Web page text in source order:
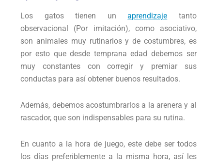
Los gatos tienen unaprendizaje tanto
observacional (Por imitación), como asociativo,
son animales muy rutinarios y de costumbres, es
por esto que desde temprana edad debemos ser
muy constantes con corregir y premiar sus
conductas para así obtener buenos resultados.
Además, debemos acostumbrarlos a la arenera y al
rascador, que son indispensables para su rutina.
En cuanto a la hora de juego, este debe ser todos
los días preferiblemente a la misma hora, así les